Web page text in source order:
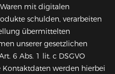
mit digitalen
schulden, verarbeiten
übermittelten
unserer gesetzlichen
6 Abs. 1 lit. c DSGVO
werden hierbei